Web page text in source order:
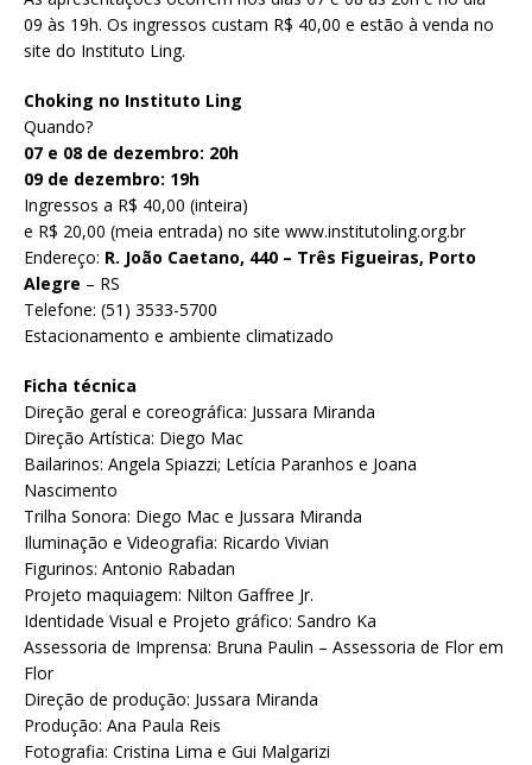
09 às 19h. Os ingressos custam R$ 40,00 e estão à venda no
site do Instituto Ling.
Choking no Instituto Ling
Quando?
07 e 08 de dezembro: 20h
09 de dezembro: 19h
Ingressos a R$ 40,00 (inteira)
e R$ 20,00 (meia entrada) no site www.institutoling.org.br
Endereço: R. João Caetano, 440 – Três Figueiras, Porto
Alegre – RS
Telefone: (51) 3533-5700
Estacionamento e ambiente climatizado
Ficha técnica
Direção geral e coreográfica: Jussara Miranda
Direção Artística: Diego Mac
Bailarinos: Angela Spiazzi; Letícia Paranhos e Joana
Nascimento
Trilha Sonora: Diego Mac e Jussara Miranda
Iluminação e Videografia: Ricardo Vivian
Figurinos: Antonio Rabadan
Projeto maquiagem: Nilton Gaffree Jr.
Identidade Visual e Projeto gráfico: Sandro Ka
Assessoria de Imprensa: Bruna Paulin – Assessoria de Flor em
Flor
Direção de produção: Jussara Miranda
Produção: Ana Paula Reis
Fotografia: Cristina Lima e Gui Malgarizi